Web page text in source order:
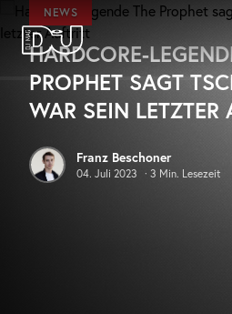
Zum Hauptinhalt springen
DJ Mag Germany
NEWS
HARDCORE-
PROPHET SAGT
WAR SEIN LETZTER
Franz Beschoner
04. Juli 2023 · 3 Min. Lesezeit